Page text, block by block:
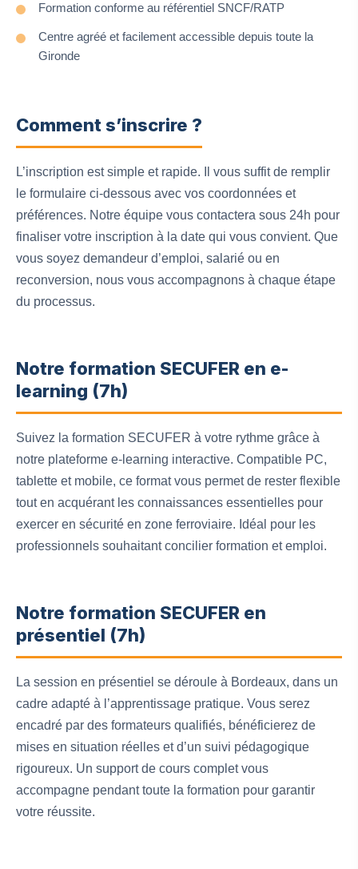
Formation conforme au référentiel SNCF/RATP
Centre agréé et facilement accessible depuis toute la
Gironde
Comment s’inscrire ?
L’inscription est simple et rapide. Il vous suffit de remplir
le formulaire ci-dessous avec vos coordonnées et
préférences. Notre équipe vous contactera sous 24h pour
finaliser votre inscription à la date qui vous convient. Que
vous soyez demandeur d’emploi, salarié ou en
reconversion, nous vous accompagnons à chaque étape
du processus.
Notre formation SECUFER en e-
learning (7h)
Suivez la formation SECUFER à votre rythme grâce à
notre plateforme e-learning interactive. Compatible PC,
tablette et mobile, ce format vous permet de rester flexible
tout en acquérant les connaissances essentielles pour
exercer en sécurité en zone ferroviaire. Idéal pour les
professionnels souhaitant concilier formation et emploi.
Notre formation SECUFER en
présentiel (7h)
La session en présentiel se déroule à Bordeaux, dans un
cadre adapté à l’apprentissage pratique. Vous serez
encadré par des formateurs qualifiés, bénéficierez de
mises en situation réelles et d’un suivi pédagogique
rigoureux. Un support de cours complet vous
accompagne pendant toute la formation pour garantir
votre réussite.